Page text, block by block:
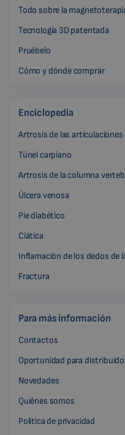
Todo sobre la
Tecnología 3D patentada
Pruébelo
Cómo y dónde comprar
Enciclopedia
Artrosis de las articulaciones
Túnel carpiano
Artrosis de la columna
Úlcera venosa
Pie diabético
Ciática
Inflamación de los dedos de
Fractura
Para más información
Contactos
Oportunidad para
Novedades
Quiénes somos
Política de privacidad